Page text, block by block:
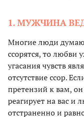
1. МУЖЧИНА
Многие люди
ссорятся, то любви
угасания чувств
отсутствие ссор.
претензий к вам,
реагирует на вас
отстраненно и